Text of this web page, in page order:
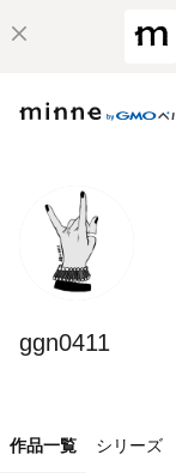
ggn0411
作品一覧 シリーズ